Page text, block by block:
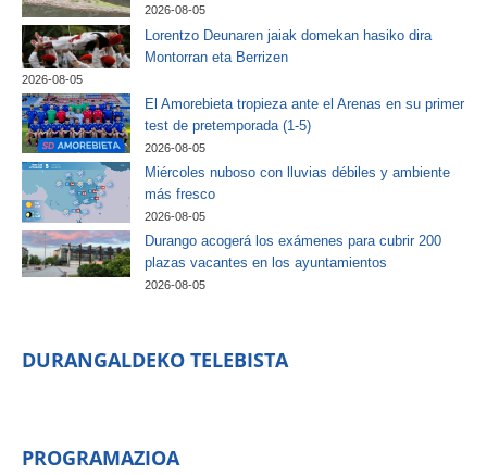
2026-08-05
Lorentzo Deunaren jaiak domekan hasiko dira
Montorran eta Berrizen
2026-08-05
El Amorebieta tropieza ante el Arenas en su primer
test de pretemporada (1-5)
2026-08-05
Miércoles nuboso con lluvias débiles y ambiente
más fresco
2026-08-05
Durango acogerá los exámenes para cubrir 200
plazas vacantes en los ayuntamientos
2026-08-05
DURANGALDEKO TELEBISTA
PROGRAMAZIOA